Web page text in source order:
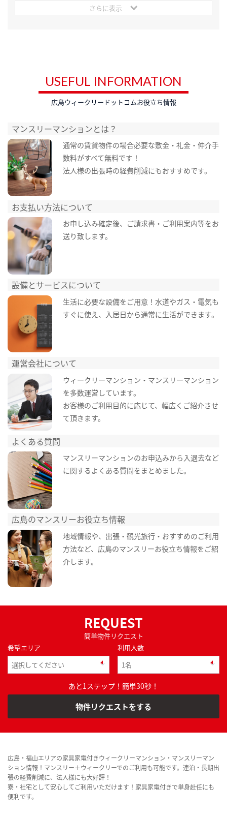
さらに表示
USEFUL INFORMATION
広島ウィークリードットコムお役立ち情報
マンスリーマンションとは？
通常の賃貸物件の場合必要な敷金・礼金・仲介手
数料がすべて無料です！
法人様の出張時の経費削減にもおすすめです。
お支払い方法について
お申し込み確定後、ご請求書・ご利用案内等をお
送り致します。
設備とサービスについて
生活に必要な設備をご用意！水道やガス・電気も
すぐに使え、入居日から通常に生活ができます。
運営会社について
ウィークリーマンション・マンスリーマンション
を多数運営しています。
お客様のご利用目的に応じて、幅広くご紹介させ
て頂きます。
よくある質問
マンスリーマンションのお申込みから入退去など
に関するよくある質問をまとめました。
広島のマンスリーお役立ち情報
地域情報や、出張・観光旅行・おすすめのご利用
方法など、広島のマンスリーお役立ち情報をご紹
介します。
REQUEST
簡単物件リクエスト
希望エリア
利用人数
あと1ステップ！簡単30秒！
物件リクエストをする
広島・福山エリアの家具家電付きウィークリーマンション・マンスリーマン
ション情報！マンスリー＋ウィークリーでのご利用も可能です。連泊・長期出
張の経費削減に、法人様にも大好評！
寮・社宅として安心してご利用いただけます！家具家電付きで単身赴任にも
便利です。